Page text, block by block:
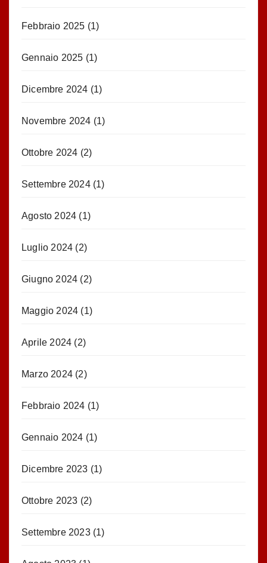
Febbraio 2025 (1)
Gennaio 2025 (1)
Dicembre 2024 (1)
Novembre 2024 (1)
Ottobre 2024 (2)
Settembre 2024(1)
Agosto 2024 (1)
Luglio 2024 (2)
Giugno 2024 (2)
Maggio 2024 (1)
Aprile 2024 (2)
Marzo 2024 (2)
Febbraio 2024 (1)
Gennaio 2024 (1)
Dicembre 2023 (1)
Ottobre 2023 (2)
Settembre 2023(1)